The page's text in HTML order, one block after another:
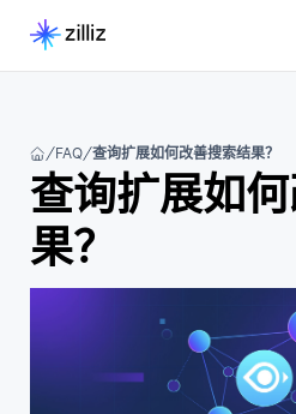
FAQ 查询扩展如何改善搜索结果？
查询扩展如
果？